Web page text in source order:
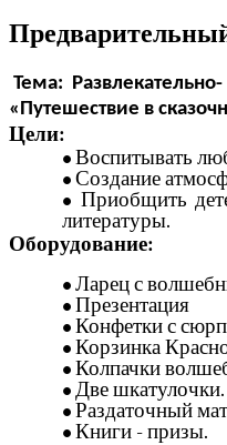
Тема: Развлекательно-
«Путешествие в
Цели:
Воспитывать
Создание
Приобщить
литературы.
Оборудование:
Ларец с
Презентация
Конфетки с
Корзинка
Колпачки
Две шкатулочки.
Раздаточный
Книги - призы.